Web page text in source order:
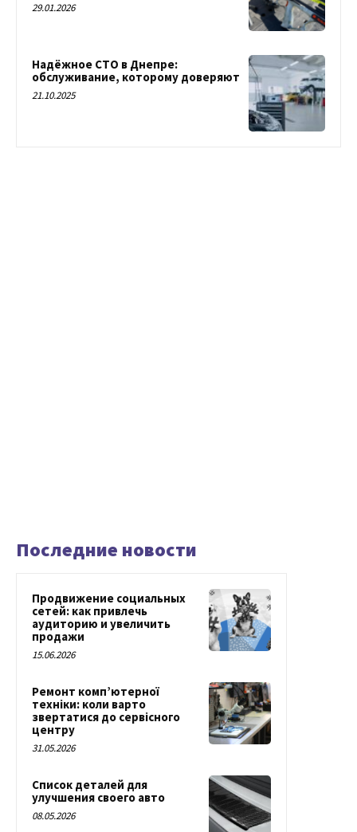
29.01.2026
Надёжное СТО в Днепре:
обслуживание, которому доверяют
21.10.2025
Последние новости
Продвижение социальных
сетей: как привлечь
аудиторию и увеличить
продажи
15.06.2026
Ремонт комп’ютерної
техніки: коли варто
звертатися до сервісного
центру
31.05.2026
Список деталей для
улучшения своего авто
08.05.2026